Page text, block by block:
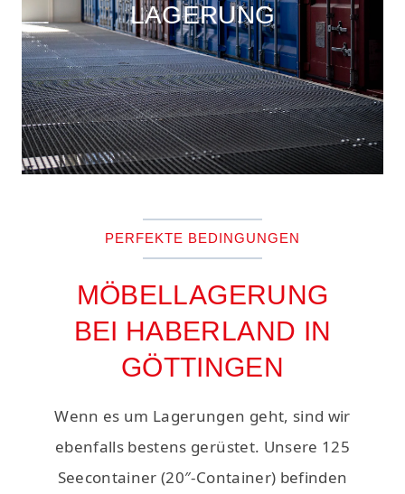
LAGERUNG
PERFEKTE BEDINGUNGEN
MÖBELLAGERUNG
BEI HABERLAND IN
GÖTTINGEN
Wenn es um Lagerungen geht, sind wir
ebenfalls bestens gerüstet. Unsere 125
Seecontainer (20″-Container) befinden